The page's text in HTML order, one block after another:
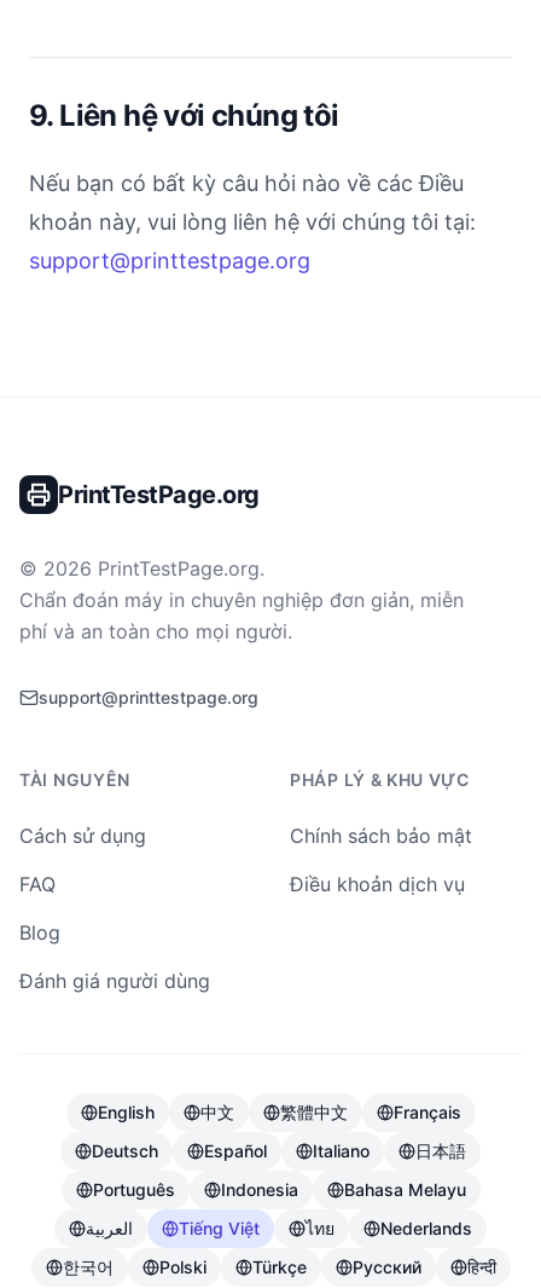
9. Liên hệ với chúng tôi
Nếu bạn có bất kỳ câu hỏi nào về các Điều
khoản này, vui lòng liên hệ với chúng tôi tại:
support@printtestpage.org
PrintTestPage.org
© 2026 PrintTestPage.org.
Chẩn đoán máy in chuyên nghiệp đơn giản, miễn
phí và an toàn cho mọi người.
support@printtestpage.org
TÀI NGUYÊN
Cách sử dụng
FAQ
Blog
Đánh giá người dùng
PHÁP LÝ & KHU VỰC
Chính sách bảo mật
Điều khoản dịch vụ
English 中文 繁體中文
Français
Deutsch
Español Italiano
日本語
Português
Indonesia
Bahasa Melayu
العربية
Tiếng Việt ไทย
Nederlands
한국어
Polski Türkçe Русский हिन्दी